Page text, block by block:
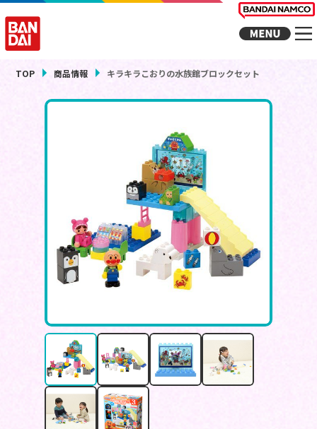
TOP 商品情報 キラキラこおりの水族館ブロックセット